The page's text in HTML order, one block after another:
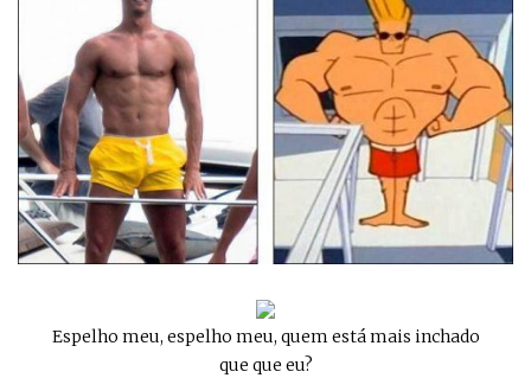
Espelho meu, espelho meu, quem está mais inchado
que que eu?